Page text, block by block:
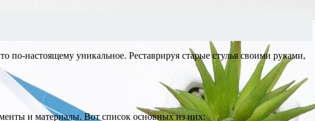
по-настоящему уникальное. Реставрируя старые стулья своими руками,
и материалы. Вот список основных из них: